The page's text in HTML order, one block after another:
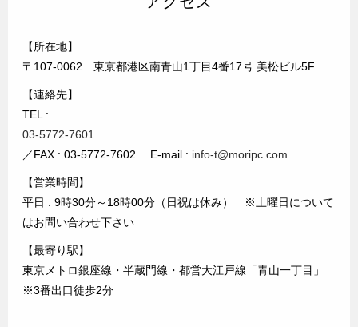
【所在地】
〒107-0062 東京都港区南青山1丁目4番17号 美松ビル5F
【連絡先】
TEL :
03-5772-7601
／FAX : 03-5772-7602 E-mail : info-t@moripc.com
【営業時間】
平日 : 9時30分～18時00分（日祝は休み） ※土曜日について
はお問い合わせ下さい
【最寄り駅】
東京メトロ銀座線・半蔵門線・都営大江戸線「青山一丁目」
※3番出口徒歩2分